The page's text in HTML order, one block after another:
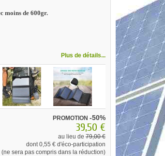
moins de 600gr.
Plus de détails...
PROMOTION -50%
39,50 €
au lieu de79,00 €
dont0,55 €d'éco-participation
(ne sera pas compris dans la réduction)